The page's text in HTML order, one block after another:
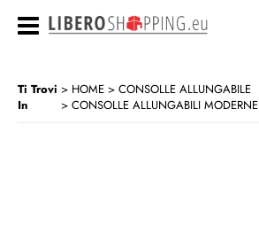
Ti Trovi
In
HOME
CONSOLLE ALLUNGABILE
CONSOLLE ALLUNGABILI MODERNE